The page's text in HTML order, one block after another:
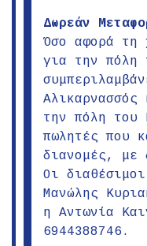
Δωρεάν
Όσο αφορά τη
για την πόλη
την πόλη του
πωλητές που
διανομές, με
Οι
Μανώλης
η Αντωνία
6944388746.